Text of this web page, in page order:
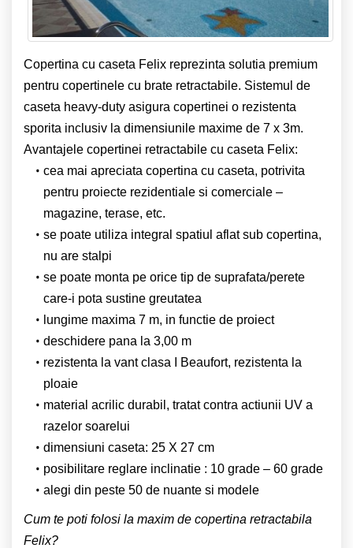
Copertina cu caseta Felix reprezinta solutia premium
pentru copertinele cu brate retractabile. Sistemul de
caseta heavy-duty asigura copertinei o rezistenta
sporita inclusiv la dimensiunile maxime de 7 x 3m.
Avantajele copertinei retractabile cu caseta Felix:
cea mai apreciata copertina cu caseta, potrivita
pentru proiecte rezidentiale si comerciale –
magazine, terase, etc.
se poate utiliza integral spatiul aflat sub copertina,
nu are stalpi
se poate monta pe orice tip de suprafata/perete
care-i pota sustine greutatea
lungime maxima 7 m, in functie de proiect
deschidere pana la 3,00 m
rezistenta la vant clasa I Beaufort, rezistenta la
ploaie
material acrilic durabil, tratat contra actiunii UV a
razelor soarelui
dimensiuni caseta: 25 Χ 27 cm
posibilitare reglare inclinatie : 10 grade – 60 grade
alegi din peste 50 de nuante si modele
Cum te poti folosi la maxim de copertina retractabila
Felix?